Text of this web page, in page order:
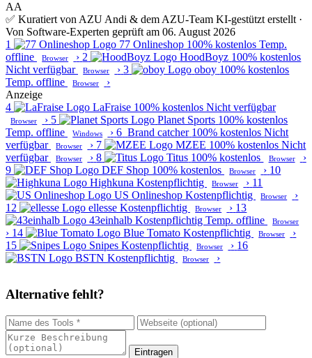
AA
✅ Kuratiert von AZU Andi & dem AZU-Team KI-gestützt erstellt ·
Von Software-Experten geprüft am 06. August 2026
1
77 Onlineshop 100% kostenlos Temp.
offline
Browser › 2 HoodBoyz 100% kostenlos
Nicht verfügbar
Browser › 3 oboy 100% kostenlos
Temp. offline
Browser
›
Anzeige
4
LaFraise 100% kostenlos Nicht verfügbar
Browser › 5 Planet Sports 100% kostenlos
Temp. offline
Windows › 6 Brand catcher 100% kostenlosNicht
verfügbar
Browser › 7 MZEE 100% kostenlosNicht
verfügbar
Browser › 8 Titus 100% kostenlos Browser
›
9
DEF Shop 100% kostenlos Browser › 10
Highkuna Kostenpflichtig Browser › 11
US Onlineshop Kostenpflichtig Browser
›
12
ellesse Kostenpflichtig Browser › 13
43einhalb Kostenpflichtig Temp. offline Browser
› 14 Blue Tomato Kostenpflichtig Browser
›
15
Snipes Kostenpflichtig Browser › 16
BSTN Kostenpflichtig Browser ›
Alternative fehlt?
Eintragen